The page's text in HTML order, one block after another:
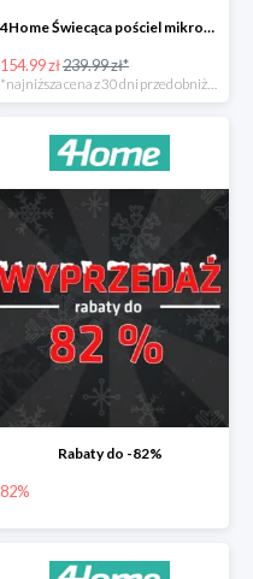
4Home Świecąca pościel mikroflanela Planetarium -35%
154.99 zł239.99 zł*
Rabaty do -82%
82%